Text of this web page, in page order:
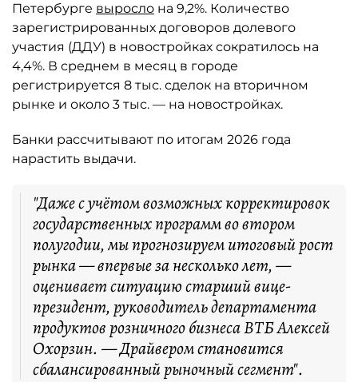
Петербурге выросло на 9,2%. Количество
зарегистрированных договоров долевого
участия (ДДУ) в новостройках сократилось на
4,4%. В среднем в месяц в городе
регистрируется 8 тыс. сделок на вторичном
рынке и около 3 тыс. — на новостройках.
Банки рассчитывают по итогам 2026 года
нарастить выдачи.
"Даже с учётом возможных корректировок
государственных программ во втором
полугодии, мы прогнозируем итоговый рост
рынка — впервые за несколько лет, —
оценивает ситуацию старший вице-
президент, руководитель департамента
продуктов розничного бизнеса ВТБ Алексей
Охорзин. — Драйвером становится
сбалансированный рыночный сегмент".